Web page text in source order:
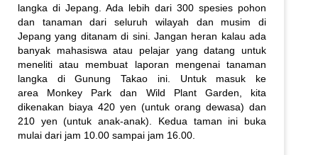
langka di Jepang. Ada lebih dari 300 spesies pohon
dan tanaman dari seluruh wilayah dan musim di
Jepang yang ditanam di sini. Jangan heran kalau ada
banyak mahasiswa atau pelajar yang datang untuk
meneliti atau membuat laporan mengenai tanaman
langka di Gunung Takao ini. Untuk masuk ke
area Monkey Park dan Wild Plant Garden, kita
dikenakan biaya 420 yen (untuk orang dewasa) dan
210 yen (untuk anak-anak). Kedua taman ini buka
mulai dari jam 10.00 sampai jam 16.00.